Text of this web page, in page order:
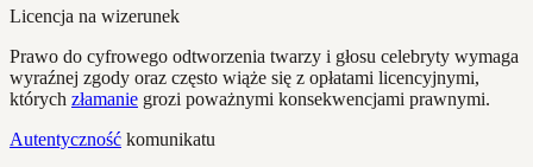
Licencja na wizerunek
Prawo do cyfrowego odtworzenia twarzy i głosu celebryty wymaga
wyraźnej zgody oraz często wiąże się z opłatami licencyjnymi,
których złamanie grozi poważnymi konsekwencjami prawnymi.
Autentyczność komunikatu